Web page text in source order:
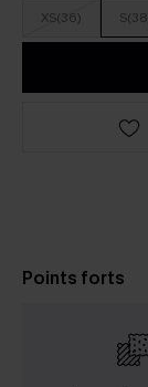
XS(36)
Points forts